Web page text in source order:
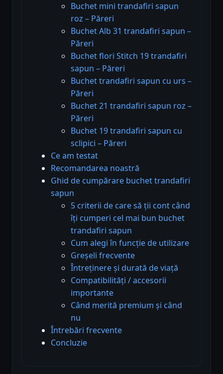
Buchet mini trandafiri sapun
roz – Păreri
Buchet Alb 31 trandafiri sapun –
Păreri
Buchet flori Stitch 19 trandafiri
sapun – Păreri
Buchet trandafiri sapun cu urs –
Păreri
Buchet 21 trandafiri sapun roz –
Păreri
Buchet 19 trandafiri sapun cu
sclipici – Păreri
Ce am testat
Recomandarea noastră
Ghid de cumpărare buchet trandafiri
sapun
5 criterii de care să ții cont când
îți cumperi cel mai bun buchet
trandafiri sapun
Cum alegi în funcție de utilizare
Greșeli frecvente
Întreținere și durată de viață
Compatibilități / accesorii
importante
Când merită premium și când
nu
Întrebări frecvente
Concluzie